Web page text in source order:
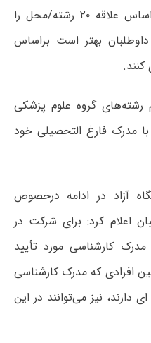
ندارد و هر داوطلب می‌تواند براساس علاقه ۲۰ رشته/محل را
بهتر است براساس
رشته‌های گروه علوم پزشکی
مدرک فارغ التحصیلی خود
آزاد در ادامه درخصوص
اعلام کرد: برای شرکت در
باید مدرک کارشناسی مورد تأیید
افرادی که مدرک کارشناسی
دارند، نیز می‌توانند در این